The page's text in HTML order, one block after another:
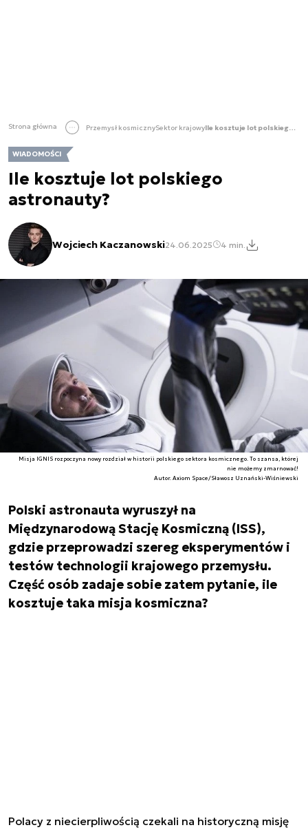
Strona główna Przemysł kosmicznySektor krajowy Ile kosztuje lot polskiego astronauty?
WIADOMOŚCI
Ile kosztuje lot polskiego
astronauty?
Wojciech Kaczanowski24.06.2025 4 min.
Misja IGNIS rozpoczyna nowy rozdział w historii polskiego sektora kosmicznego. To szansa, której
nie możemy zmarnować!
Autor. Axiom Space/Sławosz Uznański-Wiśniewski
Polski astronauta wyruszył na
Międzynarodową Stację Kosmiczną (ISS),
gdzie przeprowadzi szereg eksperymentów i
testów technologii krajowego przemysłu.
Część osób zadaje sobie zatem pytanie, ile
kosztuje taka misja kosmiczna?
Polacy z niecierpliwością czekali na historyczną misję